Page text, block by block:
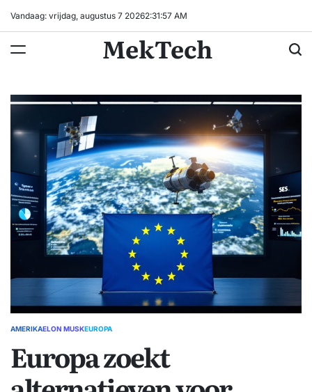
inhoud
Vandaag: vrijdag, augustus 7 20262:31:58 AM
MekTech
GEPLAATST
AMERIKAELON MUSKEUROPA
Europa zoekt